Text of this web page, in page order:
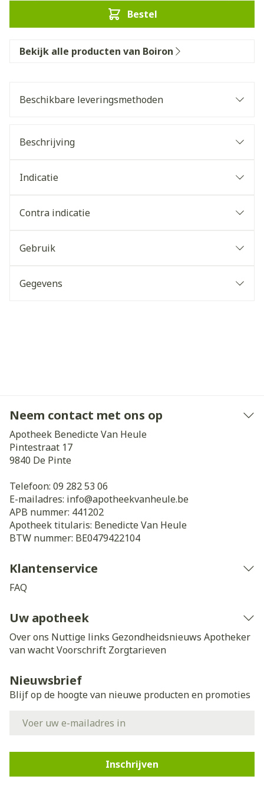
Bestel
Bekijk alle producten van Boiron
Beschikbare leveringsmethoden
Beschrijving
Indicatie
Contra indicatie
Gebruik
Gegevens
Neem contact met ons op
Apotheek Benedicte Van Heule
Pintestraat 17
9840 De Pinte
Telefoon: 09 282 53 06
E-mailadres: info@apotheekvanheule.be
APB nummer: 441202
Apotheek titularis: Benedicte Van Heule
BTW nummer: BE0479422104
Klantenservice
FAQ
Uw apotheek
Over ons Nuttige links Gezondheidsnieuws Apotheker
van wachtVoorschrift Zorgtarieven
Nieuwsbrief
Blijf op de hoogte van nieuwe producten en promoties
Inschrijven